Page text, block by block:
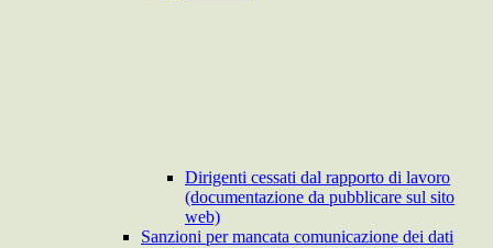
Dirigenti cessati dal rapporto di lavoro
(documentazione da pubblicare sul sito
web)
Sanzioni per mancata comunicazione dei dati